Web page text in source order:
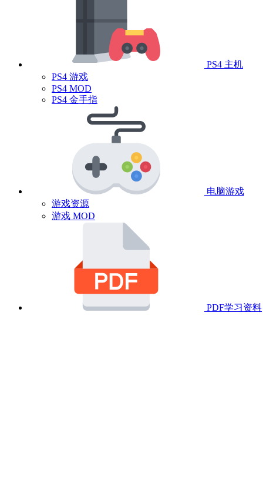
PS4 主机
PS4 游戏
PS4 MOD
PS4 金手指
电脑游戏
游戏资源
游戏 MOD
PDF学习资料